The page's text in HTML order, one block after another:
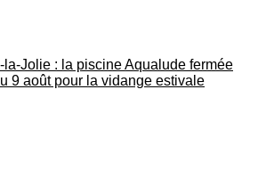
la-Jolie : la piscine Aqualude fermée
9 août pour la vidange estivale